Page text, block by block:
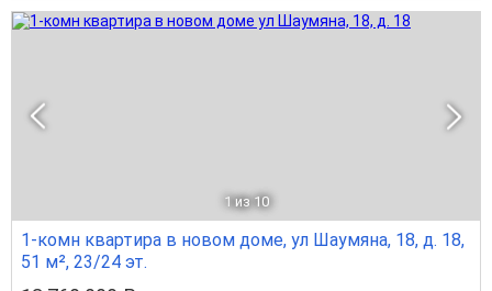
1 из 10
1-комн квартира в новом доме, ул Шаумяна, 18, д. 18,
51 м², 23/24 эт.